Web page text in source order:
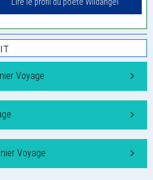
Lire le profil du poète Wildangel
Voyage
Voyage